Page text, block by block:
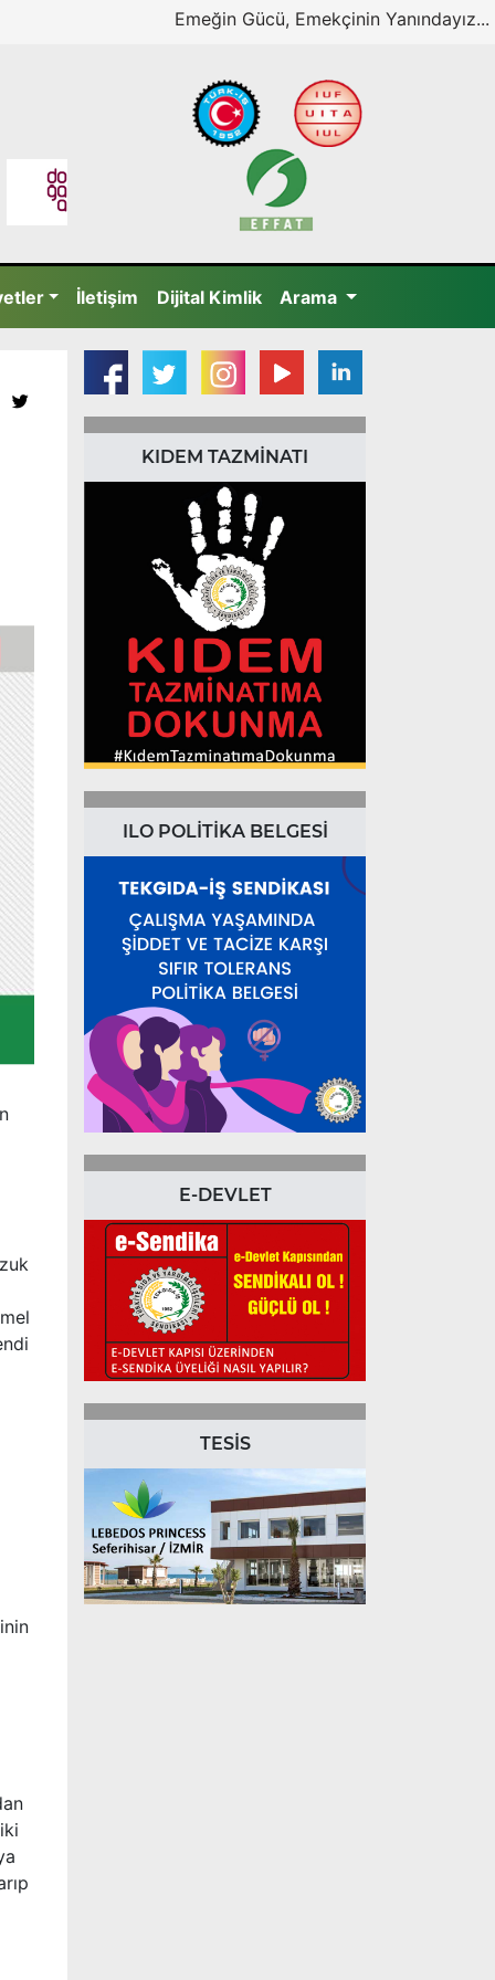
Emeğin Gücü, Emekçinin Yanındayız...
İletişim Dijital Kimlik Arama
KIDEM TAZMİNATI
ILO POLİTİKA BELGESİ
E-DEVLET
TESİS